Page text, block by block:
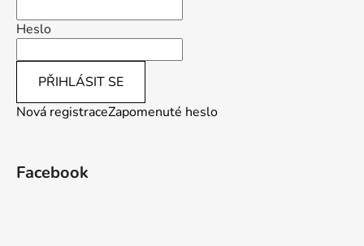
Heslo
PŘIHLÁSIT SE
Nová registraceZapomenuté heslo
Facebook